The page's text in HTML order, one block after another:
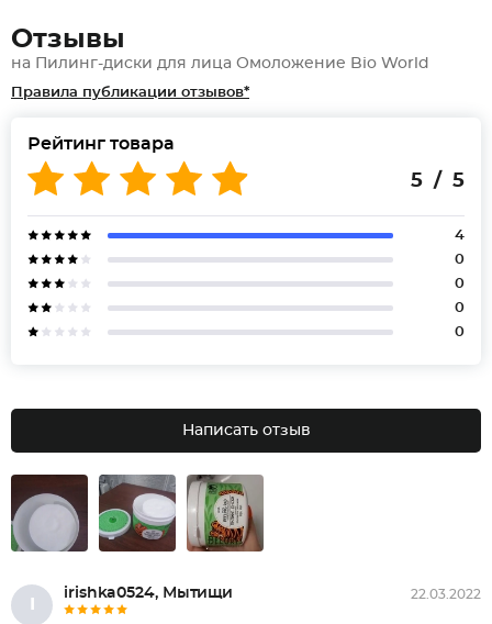
Отзывы
на Пилинг-диски для лица Омоложение Bio World
Правила публикации отзывов*
Рейтинг товара
5 / 5
4
0
0
0
0
Написать отзыв
irishka0524, Мытищи 22.03.2022